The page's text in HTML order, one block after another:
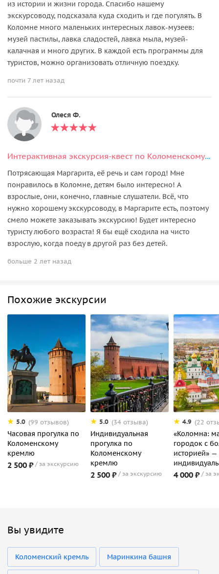
из истории и жизни города. Спасибо нашему
экскурсоводу, подсказала куда сходить и где погулять. В
Коломне много маленьких интересных лавок-музеев:
музей пастилы, лавка сладостей, лавка мыла, музей-
калачная и много других. В каждой есть программы для
туристов, можно организовать отличную поездку.
почти 7 лет назад
Олеся Ф.
Интерактивная экскурсия-квест по Коломенскому кремлю
Потрясающая Маргарита, её речь и сам город! Мне
понравилось в Коломне, детям было интересно! А
взрослые, они, конечно, главные слушатели. Всё, что
нужно хорошему экскурсоводу, в Маргарите есть, поэтому
смело можете заказывать экскурсию! Будет интересно
туристу любого возраста! Я бы ещё сходила на чисто
взрослую, когда поеду в другой раз без детей.
больше 2 лет назад
Похожие экскурсии
5.0 (99 отзывов)
Часовая прогулка по
Коломенскому
кремлю
2 500 ₽ за экскурсию
5.0 (34 отзыва)
Индивидуальная
прогулка по
Коломенскому
кремлю
2 500 ₽ за экскурсию
4.9 (22
«Коломна:
городок с
историей» —
4 000 ₽ за
Вы увидите
Коломенский кремль Маринкина башня